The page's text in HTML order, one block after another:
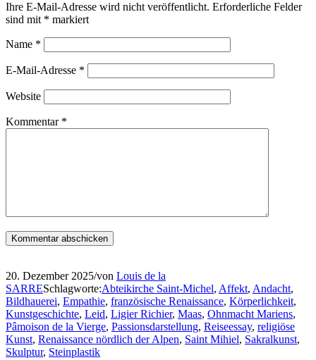
Ihre E-Mail-Adresse wird nicht veröffentlicht. Erforderliche Felder
sind mit * markiert
Name *
E-Mail-Adresse *
Website
Kommentar *
20. Dezember 2025/von Louis de la
SARRESchlagworte:Abteikirche Saint-Michel, Affekt, Andacht,
Bildhauerei, Empathie, französische Renaissance, Körperlichkeit,
Kunstgeschichte, Leid, Ligier Richier, Maas, Ohnmacht Mariens,
Pâmoison de la Vierge, Passionsdarstellung, Reiseessay, religiöse
Kunst, Renaissance nördlich der Alpen, Saint Mihiel, Sakralkunst,
Skulptur, Steinplastik